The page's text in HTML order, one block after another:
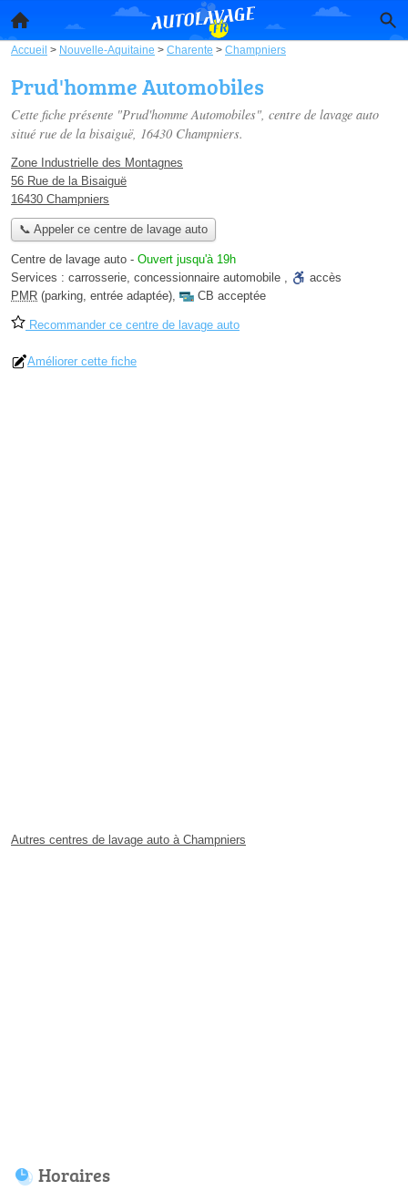
Accueil > Nouvelle-Aquitaine > Charente > Champniers
Prud'homme Automobiles
Cette fiche présente "Prud'homme Automobiles", centre de lavage auto
situé rue de la bisaiguë, 16430 Champniers.
Zone Industrielle des Montagnes
56 Rue de la Bisaiguë
16430 Champniers
📞 Appeler ce centre de lavage auto
Centre de lavage auto - Ouvert jusqu'à 19h
Services : carrosserie, concessionnaire automobile ,
accès
PMR (parking, entrée adaptée), CB acceptée
Recommander ce centre de lavage auto
Améliorer cette fiche
Autres centres de lavage auto à Champniers
Horaires